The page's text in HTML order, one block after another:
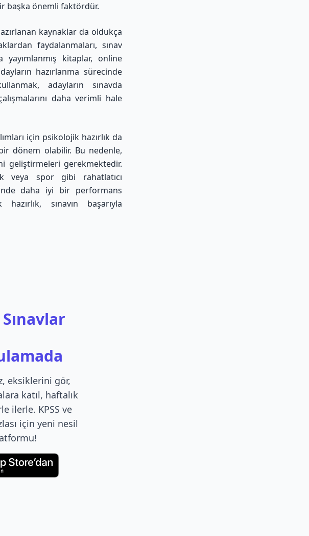
başka önemli faktördür.
kaynaklar da oldukça
faydalanmaları, sınav
yayımlanmış kitaplar, online
hazırlanma sürecinde
adayların sınavda
daha verimli hale
için psikolojik hazırlık da
dönem olabilir. Bu nedenle,
geliştirmeleri gerekmektedir.
veya spor gibi rahatlatıcı
daha iyi bir performans
sınavın başarıyla
eksiklerini gör,
katıl, haftalık
ilerle. KPSS ve
için yeni nesil